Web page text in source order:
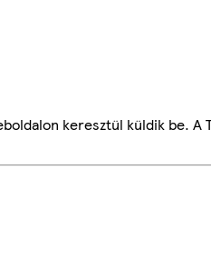
keresztül küldik be.